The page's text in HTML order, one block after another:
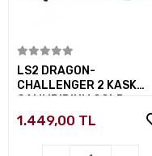
Sepete Ekle
LS2 DRAGON-
CHALLENGER 2 KASK
CAMI IRIDIUM GOLD
1.449,00 TL